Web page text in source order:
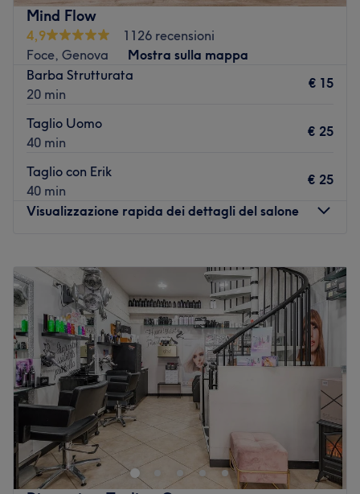
Mind Flow
4,9
1126 recensioni
Foce, Genova
Mostra sulla mappa
Barba Strutturata
20 min
€ 15
Taglio Uomo
40 min
€ 25
Taglio con Erik
40 min
€ 25
Visualizzazione rapida dei dettagli del salone
Martedì
10:00 –19:30
Mercoledì
10:00
19:30
Giovedì
10:00–19:30
Venerdì
10:00 –19:30
Sabato
10:00–18:00
Domenica
Chiuso
A Genova trovi Mind Flow, un salone di parrucchieri
innovativo, inizialmente dedicato all’uomo ma che
finalmente apre le porte anche all’universo femminile. In
quest'oasi urbana puoi trovare un team creativo e
dinamico, a tua completa disposizione per regalarti un